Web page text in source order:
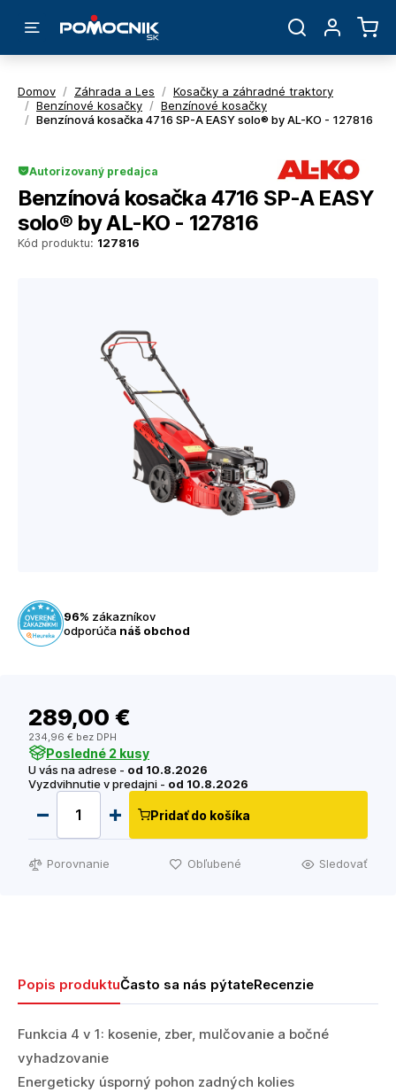
Domov / Záhrada a Les / Kosačky a záhradné traktory
/ Benzínové kosačky / Benzínové kosačky
/ Benzínová kosačka 4716 SP-A EASY solo® by AL-KO - 127816
Kód produktu: 127816
Autorizovaný predajca
Benzínová kosačka 4716 SP-A EASY
solo® by AL-KO - 127816
96% zákazníkov
odporúča náš obchod
289,00 €
234,96 € bez DPH
Posledné 2 kusy
U vás na adrese - od 10.8.2026
Vyzdvihnutie v predajni - od 10.8.2026
Pridať do košíka
Porovnanie Obľubené Sledovať
Popis produktuČasto sa nás pýtateRecenzie
Funkcia 4 v 1: kosenie, zber, mulčovanie a bočné
vyhadzovanie
Energeticky úsporný pohon zadných kolies